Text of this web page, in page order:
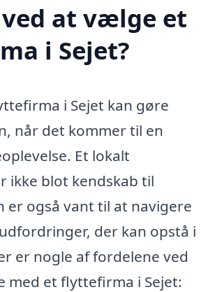
ved at vælge et
i Sejet?
i Sejet kan gøre
når det kommer til en
Et lokalt
ikke blot kendskab til
er også vant til at navigere
der kan opstå i
er nogle af fordelene ved
med et flyttefirma i Sejet: